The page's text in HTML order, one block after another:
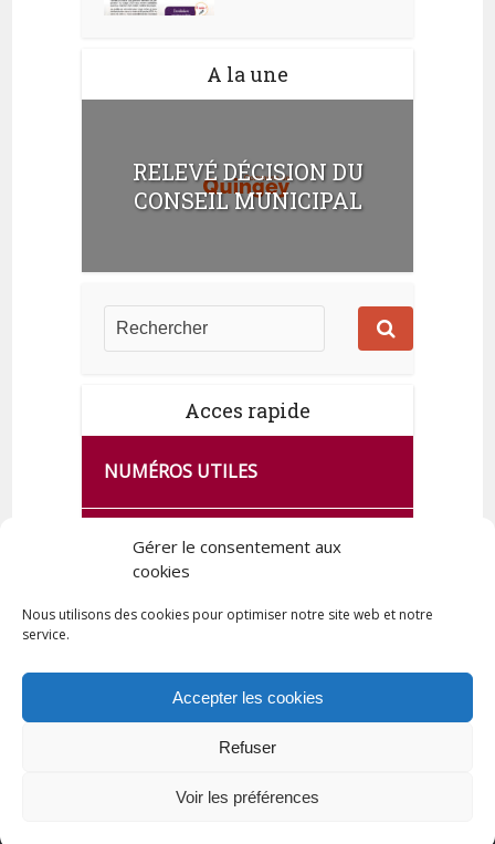
Gérer le consentement aux
cookies
Nous utilisons des cookies pour optimiser notre site web et notre
service.
Accepter les cookies
Refuser
Voir les préférences
A la une
RELEVÉ DÉCISION DU
CONSEIL MUNICIPAL
Acces rapide
NUMÉROS UTILES
CA SE PASSE À FRANCE SERVICES
DE QUINGEY
Tous droits réservés © 2023 Commune de Quingey / Création -